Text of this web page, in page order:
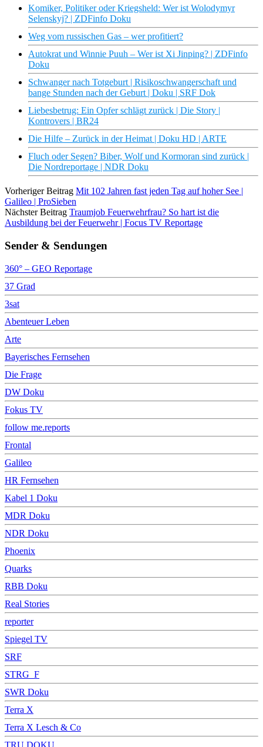
Komiker, Politiker oder Kriegsheld: Wer ist Wolodymyr
Selenskyj? | ZDFinfo Doku
Weg vom russischen Gas – wer profitiert?
Autokrat und Winnie Puuh – Wer ist Xi Jinping? | ZDFinfo
Doku
Schwanger nach Totgeburt | Risikoschwangerschaft und
bange Stunden nach der Geburt | Doku | SRF Dok
Liebesbetrug: Ein Opfer schlägt zurück | Die Story |
Kontrovers | BR24
Die Hilfe – Zurück in der Heimat | Doku HD | ARTE
Fluch oder Segen? Biber, Wolf und Kormoran sind zurück |
Die Nordreportage | NDR Doku
Vorheriger Beitrag Mit 102 Jahren fast jeden Tag auf hoher See |
Galileo | ProSieben
Nächster Beitrag Traumjob Feuerwehrfrau? So hart ist die
Ausbildung bei der Feuerwehr | Focus TV Reportage
Sender & Sendungen
360° – GEO Reportage
37 Grad
3sat
Abenteuer Leben
Arte
Bayerisches Fernsehen
Die Frage
DW Doku
Fokus TV
follow me.reports
Frontal
Galileo
HR Fernsehen
Kabel 1 Doku
MDR Doku
NDR Doku
Phoenix
Quarks
RBB Doku
Real Stories
reporter
Spiegel TV
SRF
STRG_F
SWR Doku
Terra X
Terra X Lesch & Co
TRU DOKU